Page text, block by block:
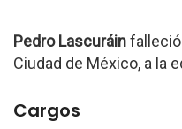
Pedro Lascuráin
Ciudad de México, a la
Cargos